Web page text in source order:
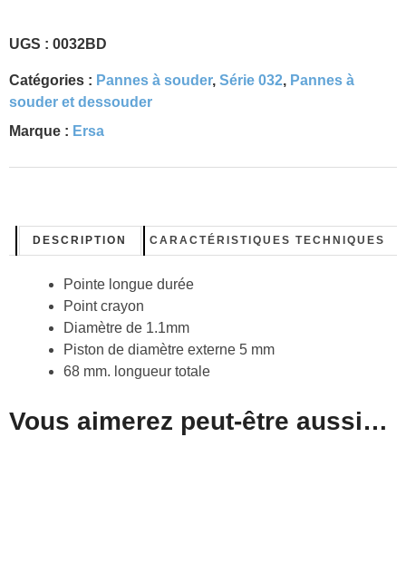
UGS : 0032BD
Catégories : Pannes à souder, Série 032, Pannes à
souder et dessouder
Marque : Ersa
DESCRIPTION CARACTÉRISTIQUES TECHNIQUES
Pointe longue durée
Point crayon
Diamètre de 1.1mm
Piston de diamètre externe 5 mm
68 mm. longueur totale
Vous aimerez peut-être aussi…